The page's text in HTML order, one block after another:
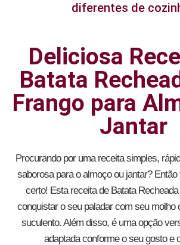
diferentes de
Deliciosa
Batata
Frango para
Jantar
Procurando por uma receita simples,
saborosa para o almoço ou jantar?
certo! Esta receita de Batata
conquistar o seu paladar com seu molho
suculento. Além disso, é uma opção
adaptada conforme o seu gosto e